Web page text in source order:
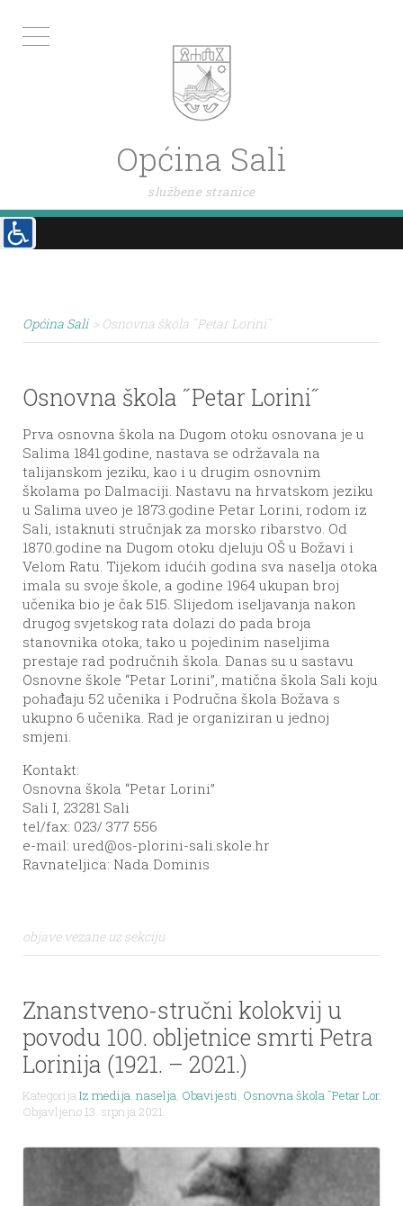
Općina Sali
službene stranice
Općina Sali > Osnovna škola ˝Petar Lorini˝
Osnovna škola ˝Petar Lorini˝
Prva osnovna škola na Dugom otoku osnovana je u
Salima 1841.godine, nastava se održavala na
talijanskom jeziku, kao i u drugim osnovnim
školama po Dalmaciji. Nastavu na hrvatskom jeziku
u Salima uveo je 1873.godine Petar Lorini, rodom iz
Sali, istaknuti stručnjak za morsko ribarstvo. Od
1870.godine na Dugom otoku djeluju OŠ u Božavi i
Velom Ratu. Tijekom idućih godina sva naselja otoka
imala su svoje škole, a godine 1964 ukupan broj
učenika bio je čak 515. Slijedom iseljavanja nakon
drugog svjetskog rata dolazi do pada broja
stanovnika otoka, tako u pojedinim naseljima
prestaje rad područnih škola. Danas su u sastavu
Osnovne škole “Petar Lorini”, matična škola Sali koju
pohađaju 52 učenika i Područna škola Božava s
ukupno 6 učenika. Rad je organiziran u jednoj
smjeni.
Kontakt:
Osnovna škola “Petar Lorini”
Sali I, 23281 Sali
tel/fax: 023/ 377 556
e-mail: ured@os-plorini-sali.skole.hr
Ravnateljica: Nada Dominis
objave vezane uz sekciju
Znanstveno-stručni kolokvij u
povodu 100. obljetnice smrti Petra
Lorinija (1921. – 2021.)
KategorijaIz medija, naselja, Obavijesti, Osnovna škola ˝Petar Lorini˝
Objavljeno 13. srpnja 2021.